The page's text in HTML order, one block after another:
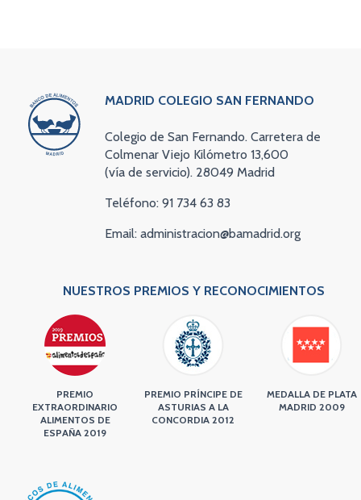
MADRID COLEGIO SAN FERNANDO
Colegio de San Fernando. Carretera de
Colmenar Viejo Kilómetro 13,600
(vía de servicio). 28049 Madrid
Teléfono: 91 734 63 83
Email: administracion@bamadrid.org
NUESTROS PREMIOS Y RECONOCIMIENTOS
PREMIO
EXTRAORDINARIO
ALIMENTOS DE
ESPAÑA 2019
PREMIO PRÍNCIPE DE
ASTURIAS A LA
CONCORDIA 2012
MEDALLA DE PLATA
MADRID 2009